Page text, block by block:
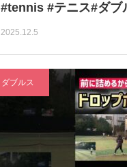
#tennis #テニス#ダブ
2025.12.5
ダブルス